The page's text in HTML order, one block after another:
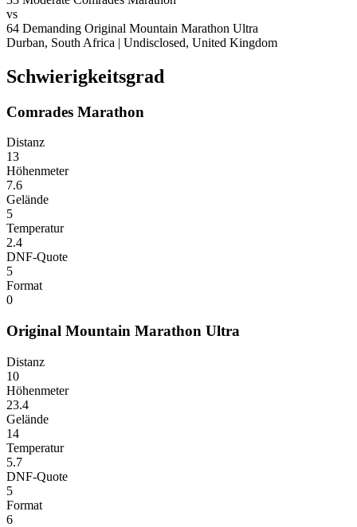
vs
64 Demanding Original Mountain Marathon Ultra
Durban, South Africa | Undisclosed, United Kingdom
Schwierigkeitsgrad
Comrades Marathon
Distanz
13
Höhenmeter
7.6
Gelände
5
Temperatur
2.4
DNF-Quote
5
Format
0
Original Mountain Marathon Ultra
Distanz
10
Höhenmeter
23.4
Gelände
14
Temperatur
5.7
DNF-Quote
5
Format
6